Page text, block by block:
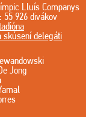
Lluís Companys
55 926 divákov
skúsení delegáti
Jong